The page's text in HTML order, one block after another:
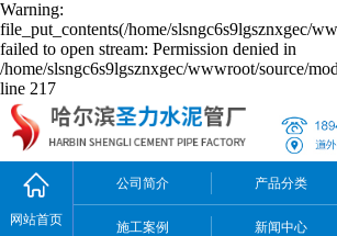
Warning:
file_put_contents(/home/slsngc6s9lgsznxgec/
failed to open stream: Permission denied in
/home/slsngc6s9lgsznxgec/wwwroot/source/
line 217
网站首页
公司简介 产品分类
施工案例 新闻中心